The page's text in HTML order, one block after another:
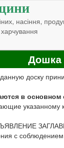
насіння,
Дошка
доску
в основном
указанному
с